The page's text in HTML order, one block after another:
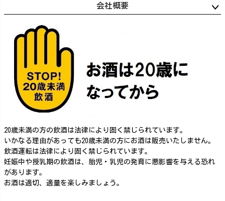
会社概要
20歳未満の方の飲酒は法律により固く禁じられています。
いかなる理由があっても20歳未満の方にお酒は販売いたしません。
飲酒運転は法律により固く禁じられています。
妊娠中や授乳期の飲酒は、胎児・乳児の発育に悪影響を与える恐れ
があります。
お酒は適切、適量を楽しみましょう。